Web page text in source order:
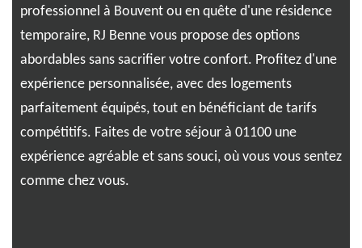
professionnel à Bouvent ou en quête d'une résidence
temporaire, RJ Benne vous propose des options
abordables sans sacrifier votre confort. Profitez d'une
expérience personnalisée, avec des logements
parfaitement équipés, tout en bénéficiant de tarifs
compétitifs. Faites de votre séjour à 01100 une
expérience agréable et sans souci, où vous vous sentez
comme chez vous.